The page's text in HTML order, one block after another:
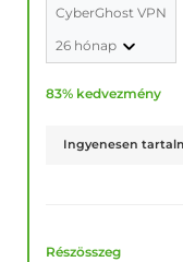
CyberGhost VPN
26 hónap
83% kedvezmény
Ingyenesen
Részösszeg